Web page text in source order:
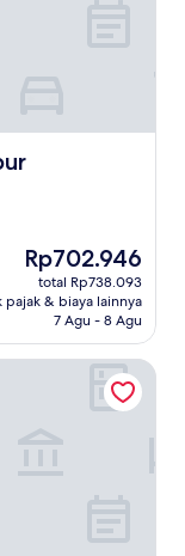
Harga
sekarang
Rp702.946
Rp702.946
total Rp738.093
pajak & biaya lainnya
7 Agu - 8 Agu